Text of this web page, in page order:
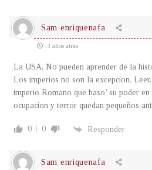
Sam enriquenafa
3 años atrás
La USA, No pueden aprender de la
Los imperios no son la excepcion.
imperio Romano que baso’ su poder
ocupacion y terror quedan pequeños
0 0 Responder
Sam enriquenafa